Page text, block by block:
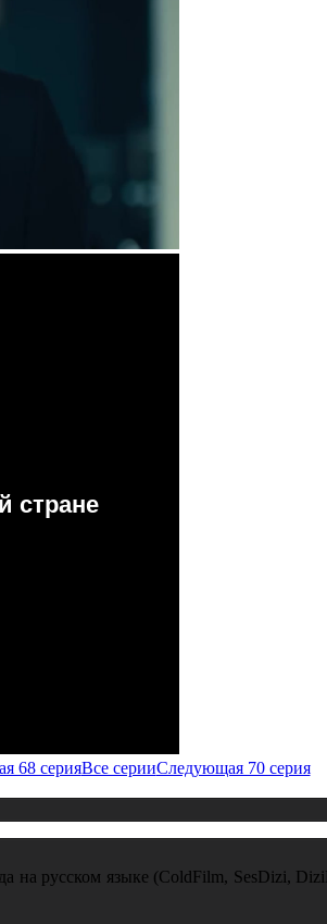
68 серияВсе серииСледующая 70 серия
на русском языке (ColdFilm, SesDizi,